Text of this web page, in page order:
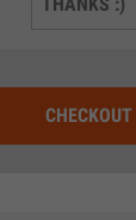
CHECKOUT